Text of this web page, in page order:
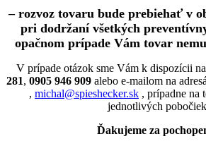
– rozvoz tovaru bude prebiehať v
pri dodržaní všetkých
opačnom prípade Vám tovar
V prípade otázok sme Vám k dispozícii
281, 0905 946 909 alebo e-mailom na
, michal@spieshecker.sk , prípadne na
jednotlivých
Ďakujeme za